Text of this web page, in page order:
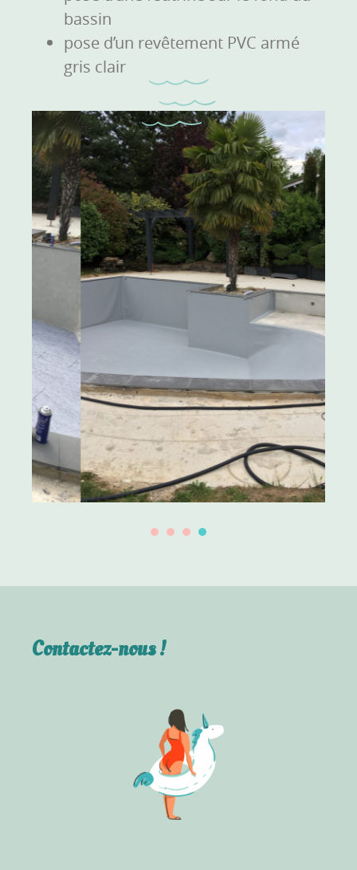
bassin
pose d’un revêtement PVC armé
gris clair
Contactez-nous !